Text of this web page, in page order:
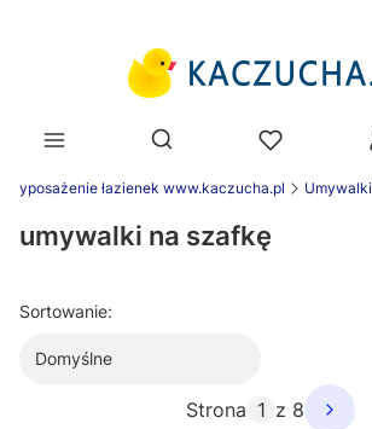
Otwórz wyszukiwarkę
wyposażenie łazienek www.kaczucha.pl Umywalki
umywalki na szafkę
Sortowanie:
Domyślne
Strona z 8